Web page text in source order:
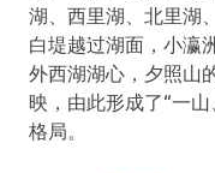
湖、西里湖、北里湖
白堤越过湖面，小瀛
外西湖湖心，夕照山
映，由此形成了“一
格局。